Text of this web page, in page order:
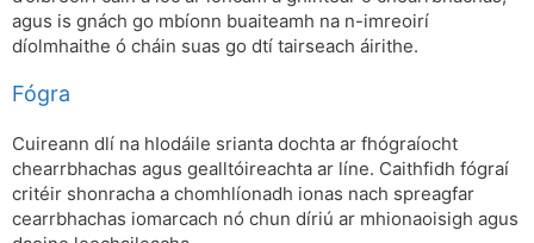
agus is gnách go mbíonn buaiteamh na n-imreoirí
díolmhaithe ó cháin suas go dtí tairseach áirithe.
Fógra
Cuireann dlí na hIodáile srianta dochta ar fhógraíocht
chearrbhachas agus gealltóireachta ar líne. Caithfidh fógraí
critéir shonracha a chomhlíonadh ionas nach spreagfar
cearrbhachas iomarcach nó chun díriú ar mhionaoisigh agus